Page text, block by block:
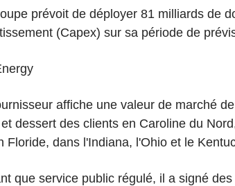
prévoit de déployer 81 milliards de
(Capex) sur sa période de
affiche une valeur de marché
dessert des clients en Caroline du
Floride, dans l'Indiana, l'Ohio et le
que service public régulé, il a signé